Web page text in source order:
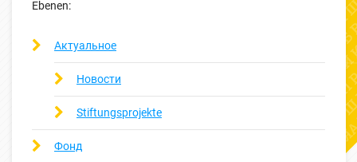
Ebenen:
Актуальное
Новости
Stiftungsprojekte
Фонд